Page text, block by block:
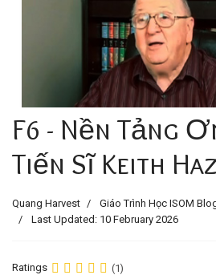
F6 - Nền Tảng
Tiến Sĩ Keith
Quang Harvest
Giáo Trình Học ISOM
Last Updated: 10 February 2026
Ratings (1)